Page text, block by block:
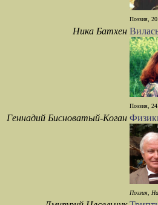
Поэзия,
Ника Батхен
Поэзия,
Геннадий Бисноватый-Коган
Поэзия,